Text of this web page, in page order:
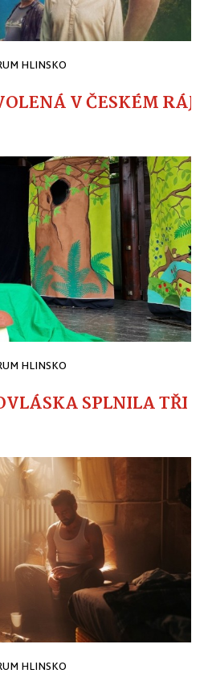
HLINSKO
V ČESKÉM RÁJI
HLINSKO
SPLNILA
HLINSKO